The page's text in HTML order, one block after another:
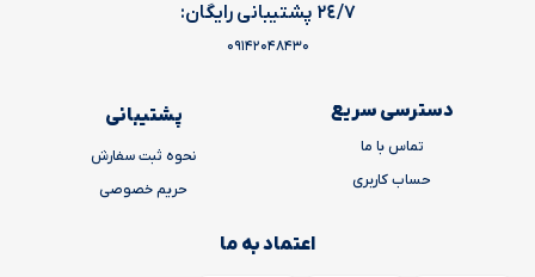
٢٤/٧ پشتیبانی رایگان:
09142048430
دسترسی سریع
تماس با ما
حساب کاربری
پشتیبانی
نحوه ثبت سفارش
حریم خصوصی
اعتماد به ما